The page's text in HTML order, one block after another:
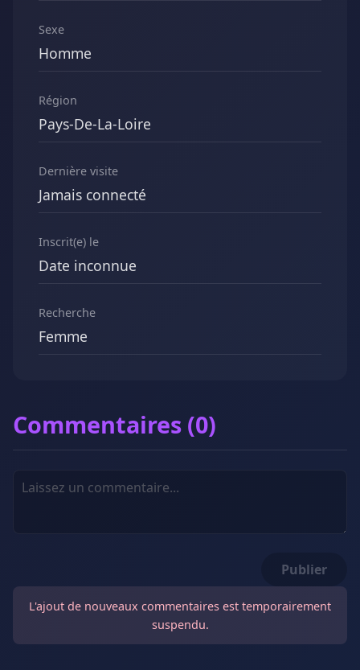
Sexe
Homme
Région
Pays-De-La-Loire
Dernière visite
Jamais connecté
Inscrit(e) le
Date inconnue
Recherche
Femme
Commentaires (0)
Publier
L'ajout de nouveaux commentaires est temporairement
suspendu.